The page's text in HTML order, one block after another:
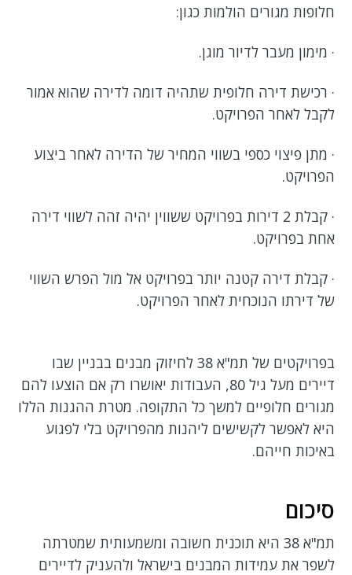
חלופות מגורים הולמות כגון:
· מימון מעבר לדיור מוגן.
· רכישת דירה חלופית שתהיה דומה לדירה שהוא אמור
לקבל לאחר הפרויקט.
· מתן פיצוי כספי בשווי המחיר של הדירה לאחר ביצוע
הפרויקט.
· קבלת 2 דירות בפרויקט ששווין יהיה זהה לשווי דירה
אחת בפרויקט.
· קבלת דירה קטנה יותר בפרויקט אל מול הפרש השווי
של דירתו הנוכחית לאחר הפרויקט.
בפרויקטים של תמ"א 38 לחיזוק מבנים בבניין שבו
דיירים מעל גיל 80, העבודות יאושרו רק אם הוצעו להם
מגורים חלופיים למשך כל התקופה. מטרת ההגנות הללו
היא לאפשר לקשישים ליהנות מהפרויקט בלי לפגוע
באיכות חייהם.
סיכום
תמ"א 38 היא תוכנית חשובה ומשמעותית שמטרתה
לשפר את עמידות המבנים בישראל ולהעניק לדיירים